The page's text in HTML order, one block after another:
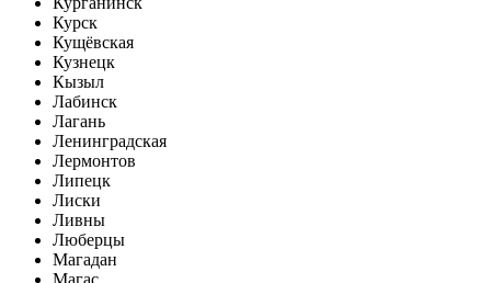
Курск
Кущёвская
Кузнецк
Кызыл
Лабинск
Лагань
Ленинградская
Лермонтов
Липецк
Лиски
Ливны
Люберцы
Магадан
Магас